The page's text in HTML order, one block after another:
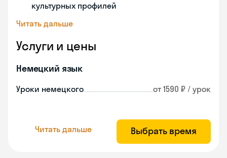
культурных профилей
Читать дальше
Услуги и цены
Немецкий язык
Уроки немецкого от 1590 ₽ / урок
Читать дальше Выбрать время